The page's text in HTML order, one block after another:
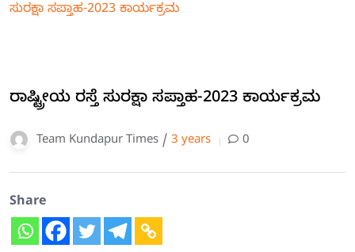
ಸುರಕ್ಷಾ ಸಪ್ತಾಹ-2023 ಕಾರ್ಯಕ್ರಮ
ರಾಷ್ಟ್ರೀಯ ರಸ್ತೆ ಸುರಕ್ಷಾ ಸಪ್ತಾಹ-2023 ಕಾರ್ಯಕ್ರಮ
Team Kundapur Times / 3 years 0
Share